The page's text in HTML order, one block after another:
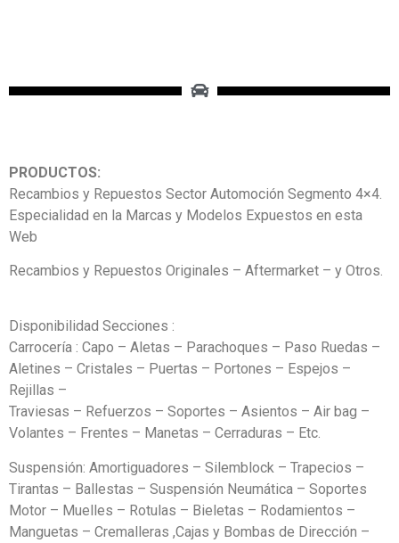
PRODUCTOS:
Recambios y Repuestos Sector Automoción Segmento 4×4.
Especialidad en la Marcas y Modelos Expuestos en esta
Web
Recambios y Repuestos Originales – Aftermarket – y Otros.
Disponibilidad Secciones :
Carrocería : Capo – Aletas – Parachoques – Paso Ruedas –
Aletines – Cristales – Puertas – Portones – Espejos –
Rejillas –
Traviesas – Refuerzos – Soportes – Asientos – Air bag –
Volantes – Frentes – Manetas – Cerraduras – Etc.
Suspensión: Amortiguadores – Silemblock – Trapecios –
Tirantas – Ballestas – Suspensión Neumática – Soportes
Motor – Muelles – Rotulas – Bieletas – Rodamientos –
Manguetas – Cremalleras ,Cajas y Bombas de Dirección –